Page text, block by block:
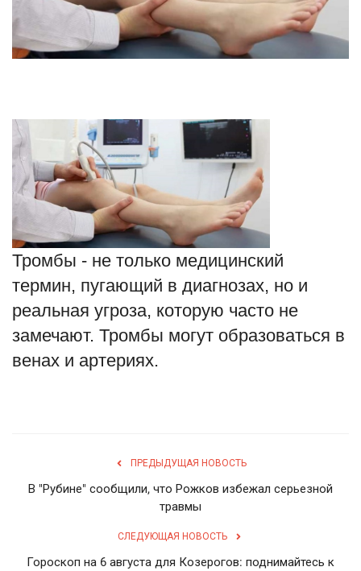
Здоровье
Образование
Шоу-бизнес
В мире
Россия
Язык
Тромбы - не только медицинский
термин, пугающий в диагнозах, но и
реальная угроза, которую часто не
замечают. Тромбы могут образоваться в
венах и артериях.
ПРЕДЫДУЩАЯ НОВОСТЬ
В "Рубине" сообщили, что Рожков избежал серьезной
травмы
СЛЕДУЮЩАЯ НОВОСТЬ
Гороскоп на 6 августа для Козерогов: поднимайтесь к